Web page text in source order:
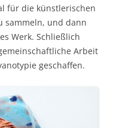
für die künstlerischen
sammeln, und dann
Werk. Schließlich
Arbeit
geschaffen.